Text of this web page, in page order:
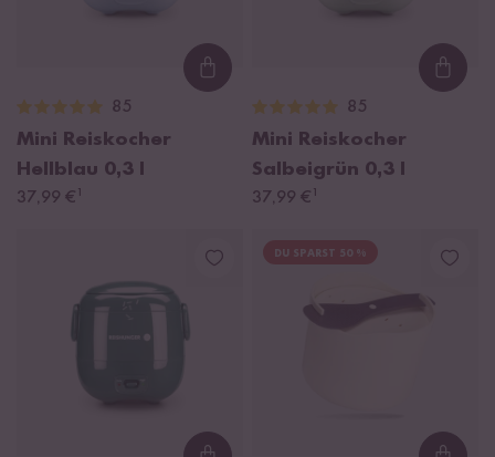
Loading...
85
Mini Reiskocher
Hellblau 0,3 l
37,99 € ¹
85
Mini Reiskocher
Salbeigrün 0,3 l
37,99 € ¹
DU SPARST 50 %